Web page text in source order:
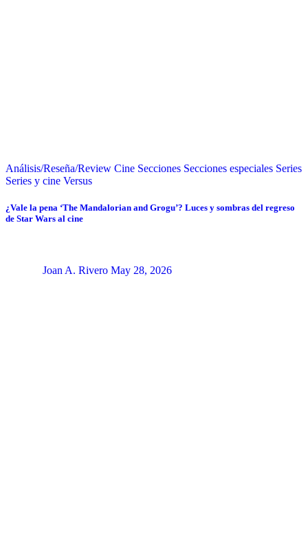
Análisis/Reseña/Review Cine Secciones Secciones especiales Series
Series y cine Versus
¿Vale la pena ‘The Mandalorian and Grogu’? Luces y sombras del regreso
de Star Wars al cine
Joan A. Rivero May 28, 2026